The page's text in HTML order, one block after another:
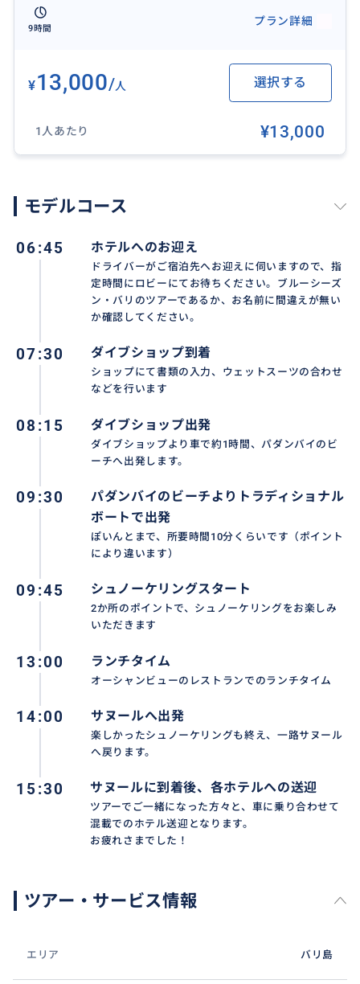
・限られた滞在日数で充実した1日を過ごしたい方
当日の海況に応じて最適な3ポイントを選定しご案内い
たします。
・マンタポイント（マンタ遭遇のチャンス）
・クリスタルベイ（高い透明度で人気）
・レンボンガン周辺リーフエリア
※安全を最優先に、その日のコンディションにより訪
問ポイントは変更となる場合があります。
ショップのあるサヌールから車1時間、その後はパダン
バイのビーチよりトラディショナルボートに約10分ほ
ど乗って各シュノーケリングポイントを巡ります。
陸上移動は専用車を利用し、快適かつスムーズにご案
■送迎について
ヌール、ヌサドゥアなど）からの送迎サービスをご利
用いただけます。
ホテルまたは指定場所までお迎えに上がり、ツアー終
了後も同様にお送りいたします。
※一部エリア（ウブド、チャングー、ウルワトゥな
ど）は追加料金が発生する場合がございます。詳細は
おすすめ
9時間
プラン詳細
¥13,000/人 選択する
1人あたり ¥13,000
モデルコース
06:45 ホテルへのお迎え
ドライバーがご宿泊先へお迎えに伺いますので、指
定時間にロビーにてお待ちください。ブルーシーズ
ン・バリのツアーであるか、お名前に間違えが無い
か確認してください。
07:30 ダイブショップ到着
ショップにて書類の入力、ウェットスーツの合わせ
などを行います
08:15 ダイブショップ出発
ダイブショップより車で約1時間、パダンバイのビ
ーチへ出発します。
09:30
パダンバイのビーチよりトラディショナル
ボートで出発
ぽいんとまで、所要時間10分くらいです（ポイント
により違います）
09:45 シュノーケリングスタート
2か所のポイントで、シュノーケリングをお楽しみ
いただきます
13:00 ランチタイム
オーシャンビューのレストランでのランチタイム
14:00 サヌールへ出発
楽しかったシュノーケリングも終え、一路サヌール
へ戻ります。
15:30 サヌールに到着後、各ホテルへの送迎
ツアーでご一緒になった方々と、車に乗り合わせて
混載でのホテル送迎となります。
お疲れさまでした！
ツアー・サービス情報
エリア バリ島